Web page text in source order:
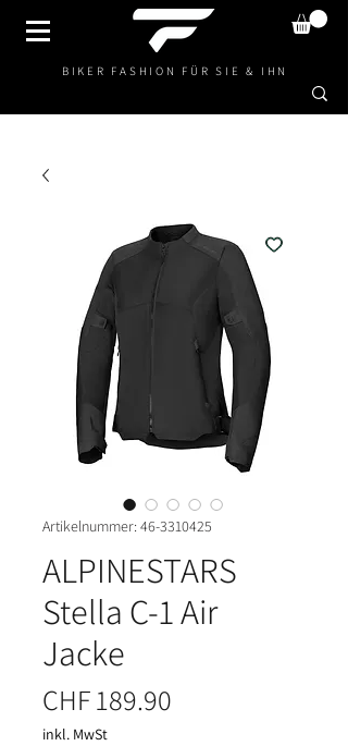
BIKER FASHION FÜR SIE & IHN
Artikelnummer: 46-3310425
ALPINESTARS
Stella C-1 Air
Jacke
CHF 189.90
inkl. MwSt